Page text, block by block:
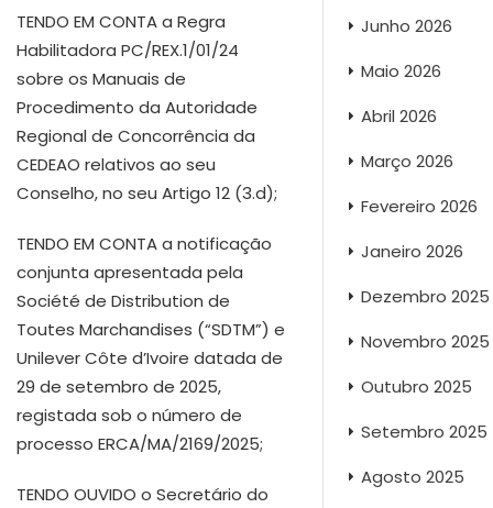
TENDO EM CONTA a Regra
Habilitadora PC/REX.1/01/24
sobre os Manuais de
Procedimento da Autoridade
Regional de Concorrência da
CEDEAO relativos ao seu
Conselho, no seu Artigo 12 (3.d);
TENDO EM CONTA a notificação
conjunta apresentada pela
Société de Distribution de
Toutes Marchandises (“SDTM”) e
Unilever Côte d’Ivoire datada de
29 de setembro de 2025,
registada sob o número de
processo ERCA/MA/2169/2025;
TENDO OUVIDO o Secretário do
Junho 2026
Maio 2026
Abril 2026
Março 2026
Fevereiro 2026
Janeiro 2026
Dezembro 2025
Novembro 2025
Outubro 2025
Setembro 2025
Agosto 2025